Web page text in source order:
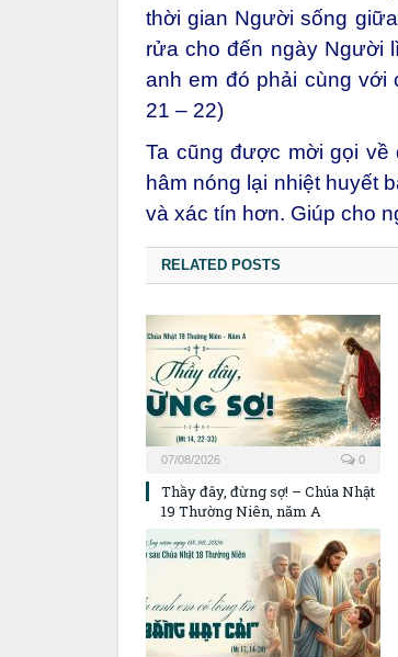
thời gian Người sống
rửa cho đến ngày Người
anh em đó phải cùng với
21 – 22)
Ta cũng được mời gọi về
hâm nóng lại nhiệt huyết
và xác tín hơn. Giúp cho
RELATED POSTS
07/08/2026 0
Thầy đây, đừng sợ! – Chúa Nhật
19 Thường Niên, năm A